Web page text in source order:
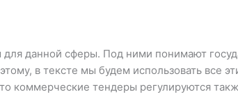
данной сферы. Под ними понимают
в тексте мы будем использовать все
коммерческие тендеры регулируются